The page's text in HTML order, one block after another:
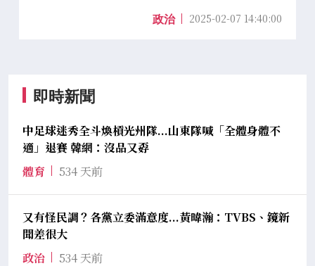
政治 2025-02-07 14:40:00
即時新聞
中足球迷秀全斗煥槓光州隊...山東隊喊「全體身體不
適」退賽 韓網：沒品又孬
體育
534 天前
又有怪民調？各黨立委滿意度...黃暐瀚：TVBS、鏡新
聞差很大
政治
534 天前